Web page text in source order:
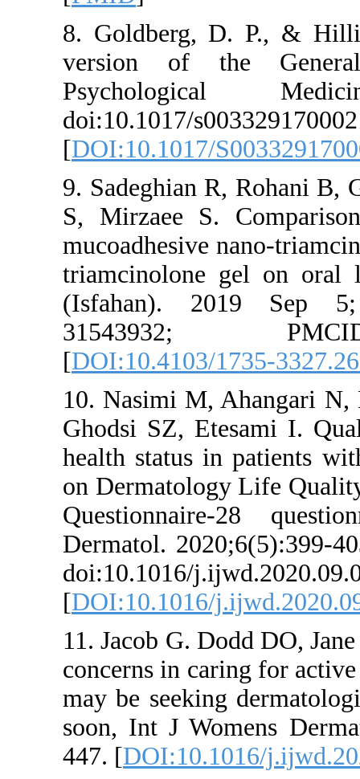
8.
version of
doi:10.1017/
[
9.
S,
(Isfahan).
[
10. Nasimi
Ghodsi SZ,
health
on
Dermatol.
[
11. Jacob
concerns in
may be
soon, Int J
447. [